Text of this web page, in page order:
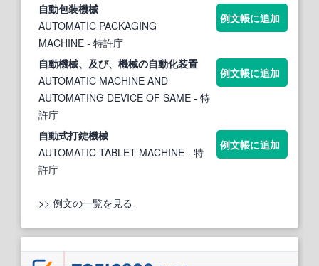
自動包装機械
AUTOMATIC PACKAGING
MACHINE - 特許庁
例文帳に追加
自動機械、及び、 機械の自動化装置
AUTOMATIC MACHINE AND
AUTOMATING DEVICE OF SAME - 特
許庁
例文帳に追加
自動式打錠機械
AUTOMATIC TABLET MACHINE - 特
許庁
例文帳に追加
>> 例文の一覧を見る